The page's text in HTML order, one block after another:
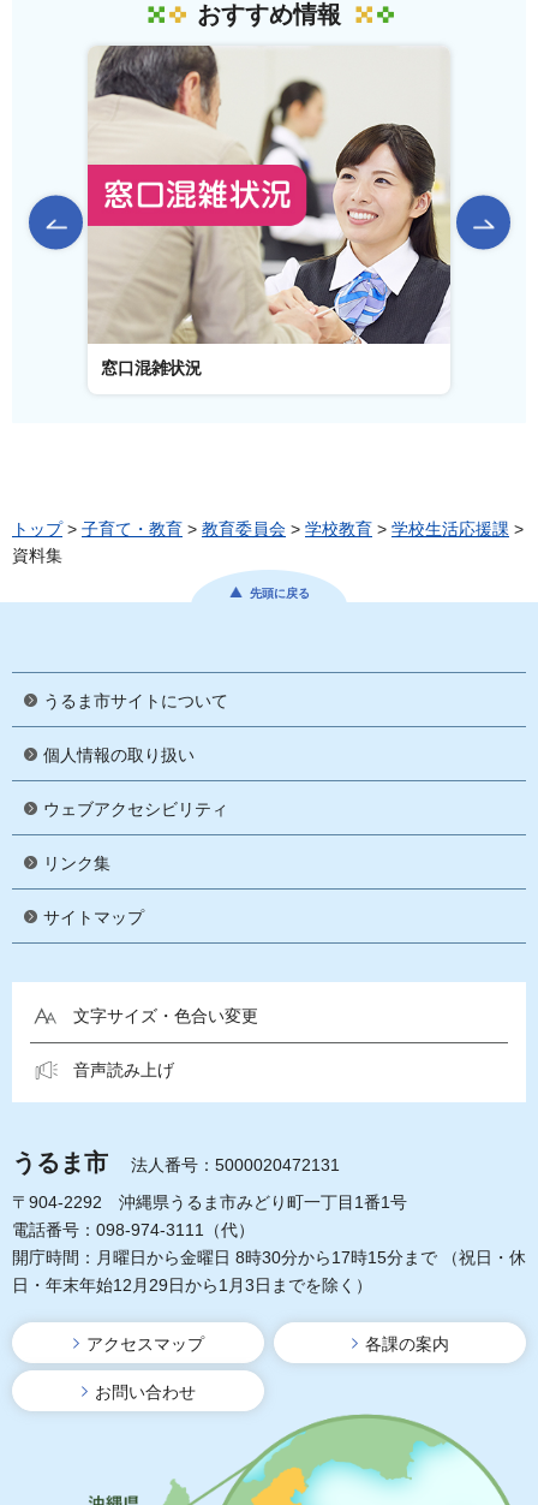
おすすめ情報
前のスライドを表示
窓口混雑状況
トップ> 子育て・教育 > 教育委員会 > 学校教育 > 学校生活応援課 >
資料集
先頭に戻る
うるま市サイトについて
個人情報の取り扱い
ウェブアクセシビリティ
リンク集
サイトマップ
文字サイズ・色合い変更
音声読み上げ
うるま市
法人番号：5000020472131
〒904-2292 沖縄県うるま市みどり町一丁目1番1号
電話番号：098-974-3111（代）
開庁時間：月曜日から金曜日 8時30分から17時15分まで
（祝日・休
日・年末年始12月29日から1月3日までを除く）
アクセスマップ 各課の案内
お問い合わせ